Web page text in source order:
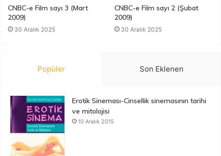
CNBC-e Film sayı 3 (Mart
2009)
30 Aralık 2025
CNBC-e Film sayı 2 (Şubat
2009)
30 Aralık 2025
Popüler Son Eklenen
Erotik Sineması-Cinsellik sinemasının tarihi
ve mitolojisi
10 Aralık 2015